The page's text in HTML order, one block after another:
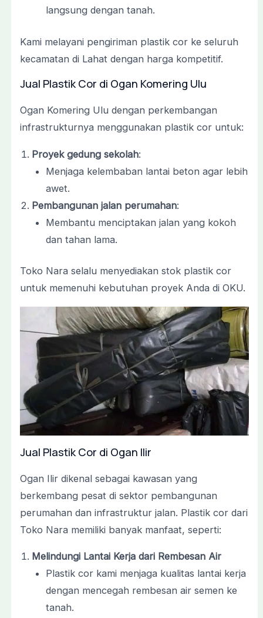
langsung dengan tanah.
Kami melayani pengiriman plastik cor ke seluruh
kecamatan di Lahat dengan harga kompetitif.
Jual Plastik Cor di Ogan Komering Ulu
Ogan Komering Ulu dengan perkembangan
infrastrukturnya menggunakan plastik cor untuk:
Proyek gedung sekolah:
Menjaga kelembaban lantai beton agar lebih
awet.
Pembangunan jalan perumahan:
Membantu menciptakan jalan yang kokoh
dan tahan lama.
Toko Nara selalu menyediakan stok plastik cor
untuk memenuhi kebutuhan proyek Anda di OKU.
Jual Plastik Cor di Ogan Ilir
Ogan Ilir dikenal sebagai kawasan yang
berkembang pesat di sektor pembangunan
perumahan dan infrastruktur jalan. Plastik cor dari
Toko Nara memiliki banyak manfaat, seperti:
Melindungi Lantai Kerja dari Rembesan Air
Plastik cor kami menjaga kualitas lantai kerja
dengan mencegah rembesan air semen ke
tanah.